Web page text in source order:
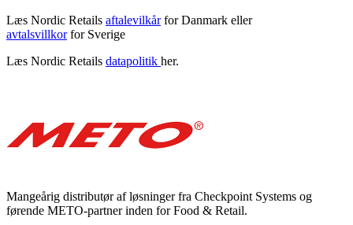
Læs Nordic Retails aftalevilkårfor Danmark eller
avtalsvillkorfor Sverige
Læs Nordic Retails datapolitik her.
Mangeårig distributør af løsninger fra Checkpoint Systems og
førende METO-partner inden for Food & Retail.